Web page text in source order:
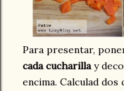
Para presentar,
cada cucharillay
encima. Calculad